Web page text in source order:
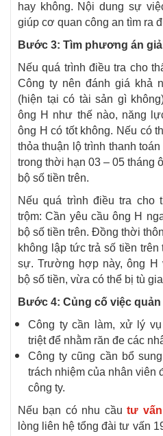
hay không. Nội dung sự
giúp cơ quan công an tìm ra
Bước 3: Tìm phương án
Nếu quá trình điều tra cho
Công ty nên đánh giá khả
(hiện tại có tài sản gì
ông H như thế nào, năng
ông H có tốt không. Nếu có
thỏa thuận lộ trình thanh
trong thời hạn 03 – 05 tháng
bộ số tiền trên.
Nếu quá trình điều tra cho
trộm: Cần yêu cầu ông H
bộ số tiền trên. Đồng thời
không lập tức trả số tiền
sự. Trường hợp này, ông H
bộ số tiền, vừa có thể bị
Bước 4: Củng cố việc quản
Công ty cần làm, xử lý
triệt để nhằm răn đe các
Công ty cũng cần bổ
trách nhiệm của nhân viên
công ty.
Nếu bạn có nhu cầutư
lòng liên hệ tổng đài tư vấn